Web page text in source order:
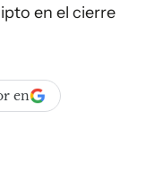
en el cierre
en